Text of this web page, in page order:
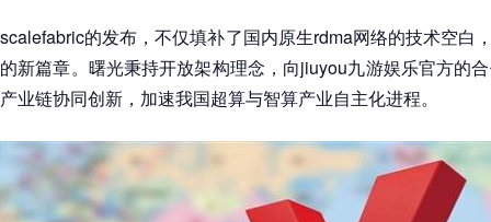
scalefabric的发布，不仅填补了国内原生rdma网络的技术空白
的新篇章。曙光秉持开放架构理念，向jiuyou九游娱乐官方的
产业链协同创新，加速我国超算与智算产业自主化进程。